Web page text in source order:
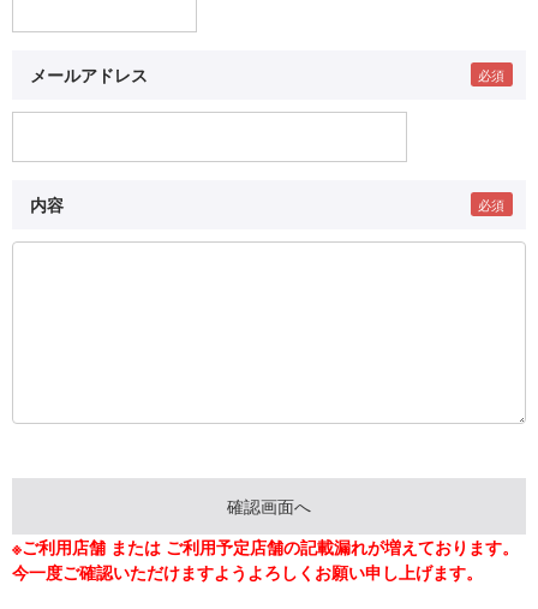
メールアドレス
内容
※ご利用店舗 または ご利用予定店舗の記載漏れが増えております。
今一度ご確認いただけますようよろしくお願い申し上げます。